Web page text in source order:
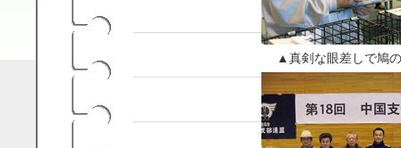
▲真剣な眼差しで鳩